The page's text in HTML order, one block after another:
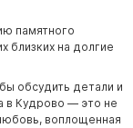
памятного
близких на долгие
обсудить детали и
в Кудрово — это не
воплощенная